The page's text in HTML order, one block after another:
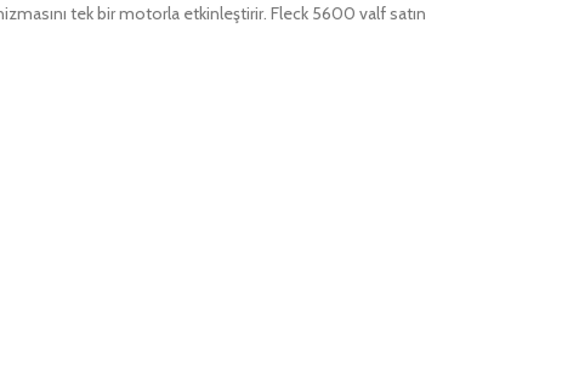
tek bir motorla etkinleştirir. Fleck 5600 valf satın